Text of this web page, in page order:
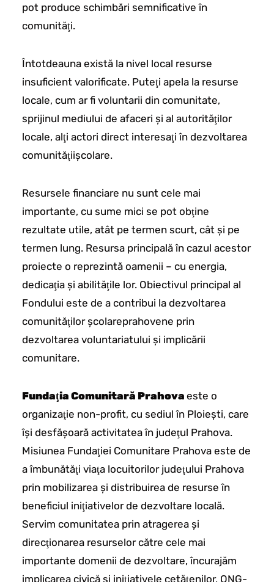
pot produce schimbări semnificative în
comunităţi.
Întotdeauna există la nivel local resurse
insuficient valorificate. Puteţi apela la resurse
locale, cum ar fi voluntarii din comunitate,
sprijinul mediului de afaceri şi al autorităţilor
locale, alţi actori direct interesaţi în dezvoltarea
comunităţiişcolare.
Resursele financiare nu sunt cele mai
importante, cu sume mici se pot obţine
rezultate utile, atât pe termen scurt, cât şi pe
termen lung. Resursa principală în cazul acestor
proiecte o reprezintă oamenii – cu energia,
dedicaţia şi abilităţile lor. Obiectivul principal al
Fondului este de a contribui la dezvoltarea
comunităţilor şcolareprahovene prin
dezvoltarea voluntariatului şi implicării
comunitare.
Fundaţia Comunitară Prahova este o
organizaţie non-profit, cu sediul în Ploieşti, care
îşi desfăşoară activitatea în judeţul Prahova.
Misiunea Fundaţiei Comunitare Prahova este de
a îmbunătăţi viaţa locuitorilor judeţului Prahova
prin mobilizarea şi distribuirea de resurse în
beneficiul iniţiativelor de dezvoltare locală.
Servim comunitatea prin atragerea şi
direcţionarea resurselor către cele mai
importante domenii de dezvoltare, încurajăm
implicarea civică şi iniţiativele cetăţenilor, ONG-